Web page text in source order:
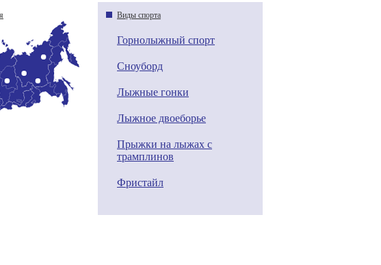
Виды спорта
Горнолыжный спорт
Сноуборд
Лыжные гонки
Лыжное двоеборье
Прыжки на лыжах с
трамплинов
Фристайл